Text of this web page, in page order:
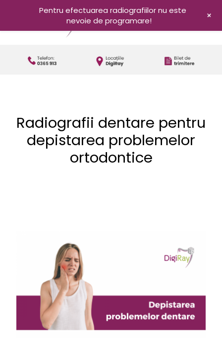
Radiografii dentare pentru
depistarea problemelor
ortodontice
Pentru efectuarea radiografiilor nu este
nevoie de programare!
+